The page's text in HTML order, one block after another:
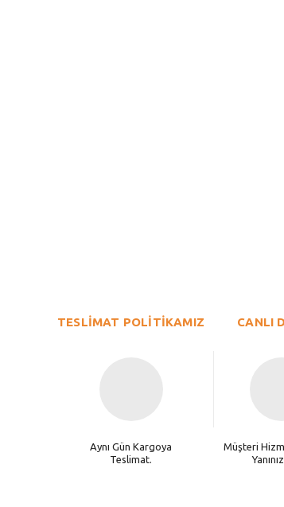
TESLİMAT POLİTİKAMIZ
Aynı Gün Kargoya
Teslimat.
CANLI
Müşteri